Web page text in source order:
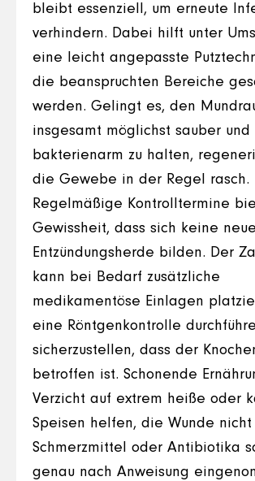
bleibt essenziell, um erneute
verhindern. Dabei hilft unter
eine leicht angepasste
die beanspruchten Bereiche
werden. Gelingt es, den
insgesamt möglichst sauber und
bakterienarm zu halten,
die Gewebe in der Regel rasch.
Regelmäßige Kontrolltermine
Gewissheit, dass sich keine
Entzündungsherde bilden. Der
kann bei Bedarf zusätzliche
medikamentöse Einlagen
eine Röntgenkontrolle
sicherzustellen, dass der
betroffen ist. Schonende
Verzicht auf extrem heiße oder
Speisen helfen, die Wunde nicht
Schmerzmittel oder Antibiotika
genau nach Anweisung